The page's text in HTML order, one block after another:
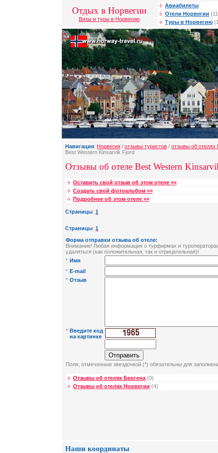
Отдых в Норвегии
Визы и туры в Норвегию
Авиабилеты
Отели Норвегии
Туры в Норвегию
Навигация: Норвегия / отзывы туристов / отзывы об отелях
Best Western Kinsarvik Fjord
Отзывы об отеле Best Western
Оставить свой отзыв об этом отеле »»
Создать свой фотоальбом »»
Подробнее об этом отеле »»
Страницы: 1
Страницы: 1
Форма отправки отзыва об отеле:
Внимание! Любая информация о турфирмах и
удаляться (как положительная, так и отрицательная)!
* Имя
* E-mail
* Отзыв
* Введите код
на картинке
Поля, отмеченные звездочкой (*) обязательны для
Отзывы об отелях Бергена(0)
Отзывы об отелях Норвегии (4)
Наши координаты